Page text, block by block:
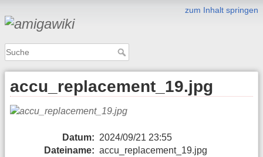
zum Inhalt springen
accu_replacement_19.jpg
Datum: 2024/09/21 23:55
Dateiname: accu_replacement_19.jpg